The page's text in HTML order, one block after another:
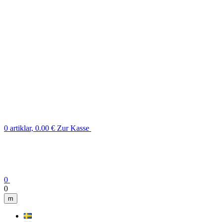
0 artiklar, 0.00 € Zur Kasse
0
0
m